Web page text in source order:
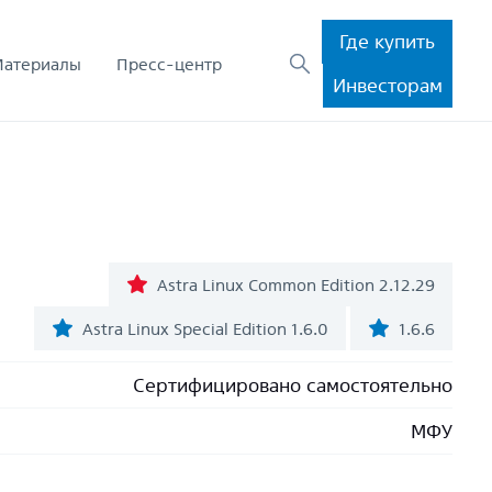
Пресс-центр
Где купить
Инвесторам
Astra Linux Common Edition 2.12.29
Astra Linux Special Edition 1.6.0 1.6.6
Сертифицировано самостоятельно
МФУ